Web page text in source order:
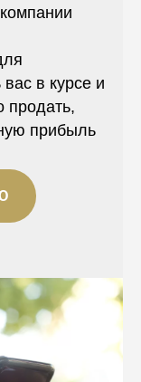
в курсе и
продать,
прибыль